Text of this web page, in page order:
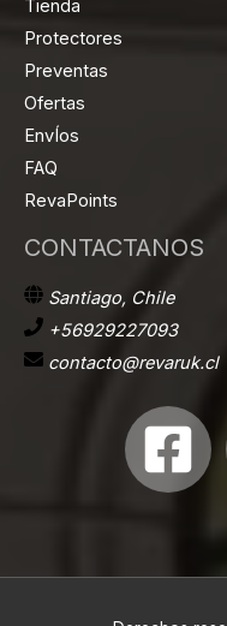
Tienda
Protectores
Preventas
Ofertas
EnvÍos
FAQ
RevaPoints
CONTACTANOS
Santiago, Chile
+56929227093
contacto@revaruk.cl